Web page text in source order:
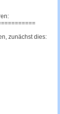
zunächst dies: